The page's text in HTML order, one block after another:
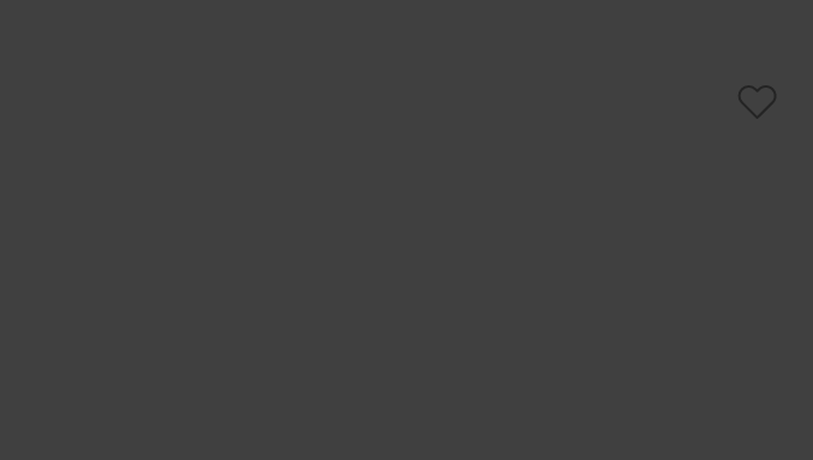
Burro di Frutta Secca